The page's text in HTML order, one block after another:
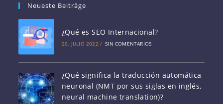
Neueste Beiträge
¿Qué es SEO Internacional?
20. JULIO 2022 / SIN COMENTARIOS
¿Qué significa la traducción automática
neuronal (NMT por sus siglas en inglés,
neural machine translation)?